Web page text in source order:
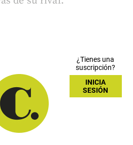
¿Tienes una
suscripción?
INICIA
SESIÓN